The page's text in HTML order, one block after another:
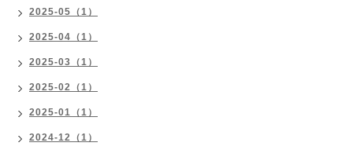
2025-05（1）
2025-04（1）
2025-03（1）
2025-02（1）
2025-01（1）
2024-12（1）